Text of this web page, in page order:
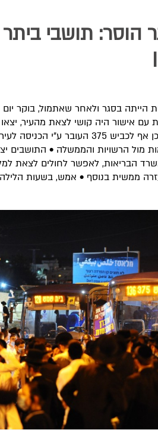
הוסר: תושבי
הייתה בסגר ולאחר שאתמול, בוקר
עם אישור היה קושי לצאת מהעיר,
תחילה לכניסה לעיר, ולאחר-מכן אף לכביש 375
מול הרשויות והממשלה • התושבים
הבריאות, לאפשר לחולים לצאת
ממשית בנוסף • אמש, בשעות